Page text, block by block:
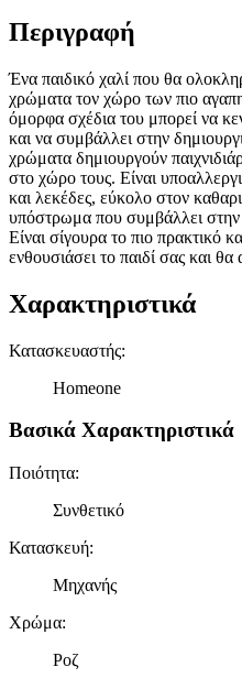
Περιγραφή
Ένα παιδικό χαλί που θα
χρώματα τον χώρο των πιο
όμορφα σχέδια του μπορεί να
και να συμβάλλει στην
χρώματα δημιουργούν
στο χώρο τους. Είναι
και λεκέδες, εύκολο στον
υπόστρωμα που συμβάλλει
Είναι σίγουρα το πιο πρακτικό
ενθουσιάσει το παιδί σας και
Χαρακτηριστικά
Κατασκευαστής:
Homeone
Βασικά Χαρακτηριστικά
Ποιότητα:
Συνθετικό
Κατασκευή:
Μηχανής
Χρώμα:
Ροζ